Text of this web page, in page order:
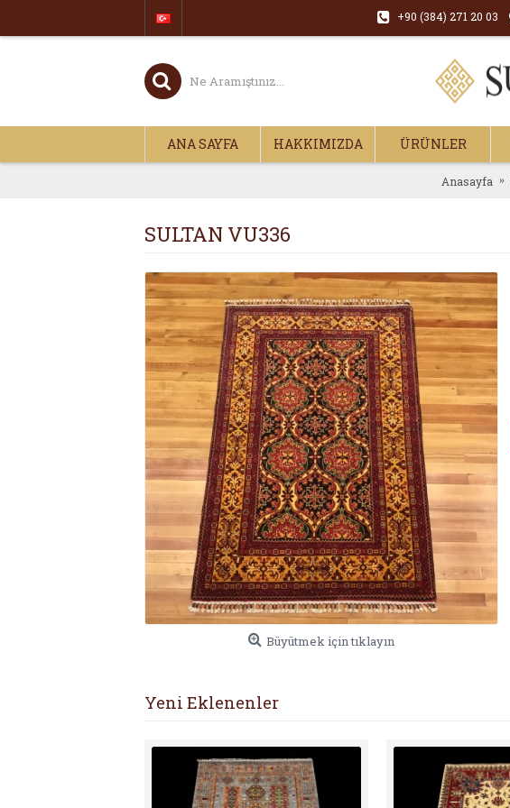
+90 (384) 271 20 03
ANA SAYFA HAKKIMIZDA ÜRÜNLER
Anasayfa
SULTAN VU336
Büyütmek için tıklayın
Yeni Eklenenler